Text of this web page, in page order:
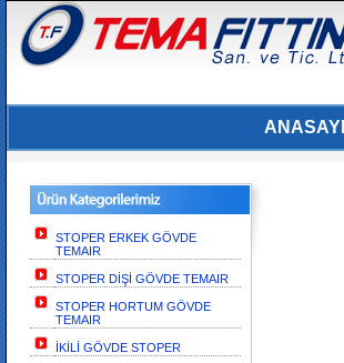
STOPER ERKEK GÖVDE
TEMAIR
STOPER DİŞİ GÖVDE TEMAIR
STOPER HORTUM GÖVDE
TEMAIR
İKİLİ GÖVDE STOPER